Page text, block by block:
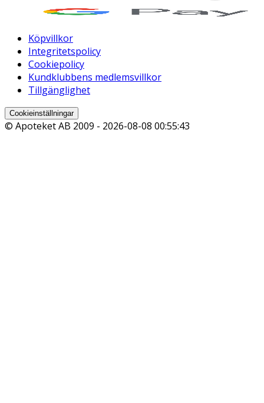
Köpvillkor
Integritetspolicy
Cookiepolicy
Kundklubbens medlemsvillkor
Tillgänglighet
Cookieinställningar
© Apoteket AB 2009 - 2026-08-08 00:55:43